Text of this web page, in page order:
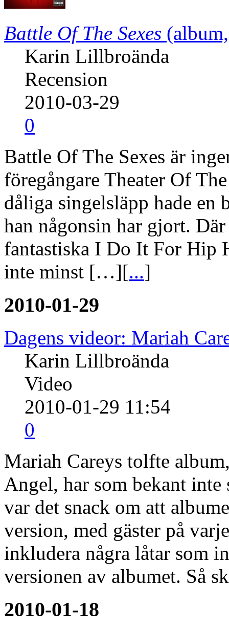
Battle Of The Sexes
Karin Lillbroända
Recension
2010-03-29
0
Battle Of The Sexes är
föregångare Theater Of
dåliga singelsläpp hade en
han någonsin har gjort.
fantastiska I Do It For Hip
inte minst […][...]
2010-01-29
Dagens videor: Mariah
Karin Lillbroända
Video
2010-01-29 11:54
0
Mariah Careys tolfte
Angel, har som bekant inte
var det snack om att
version, med gäster på
inkludera några låtar som
versionen av albumet. Så
2010-01-18